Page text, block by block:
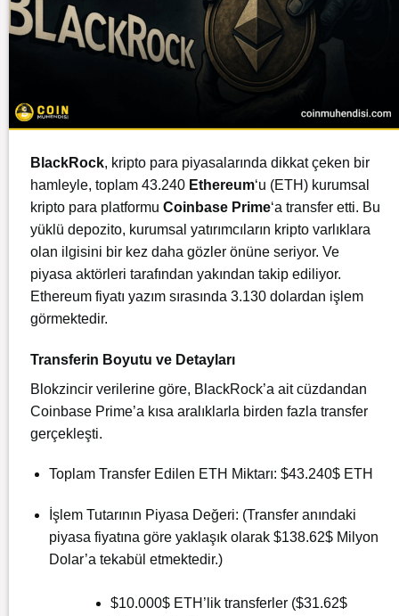
BlackRock, kripto para piyasalarında dikkat çeken bir
hamleyle, toplam 43.240 Ethereum‘u (ETH) kurumsal
kripto para platformu Coinbase Prime‘a transfer etti. Bu
yüklü depozito, kurumsal yatırımcıların kripto varlıklara
olan ilgisini bir kez daha gözler önüne seriyor. Ve
piyasa aktörleri tarafından yakından takip ediliyor.
Ethereum fiyatı yazım sırasında 3.130 dolardan işlem
görmektedir.
Transferin Boyutu ve Detayları
Blokzincir verilerine göre, BlackRock’a ait cüzdandan
Coinbase Prime’a kısa aralıklarla birden fazla transfer
gerçekleşti.
Toplam Transfer Edilen ETH Miktarı: $43.240$ETH
İşlem Tutarının Piyasa Değeri: (Transfer anındaki
piyasa fiyatına göre yaklaşık olarak $138.62$Milyon
Dolar’a tekabül etmektedir.)
$10.000$ETH’lik transferler ($31.62$